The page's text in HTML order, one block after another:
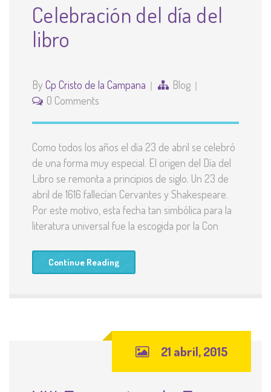
Celebración del día del
libro
By Cp Cristo de la Campana
Blog
0 Comments
Como todos los años el día 23 de abril se celebró
de una forma muy especial. El origen del Día del
Libro se remonta a principios de siglo. Un 23 de
abril de 1616 fallecían Cervantes y Shakespeare.
Por este motivo, esta fecha tan simbólica para la
literatura universal fue la escogida por la Con
Continue Reading
21 abril, 2015